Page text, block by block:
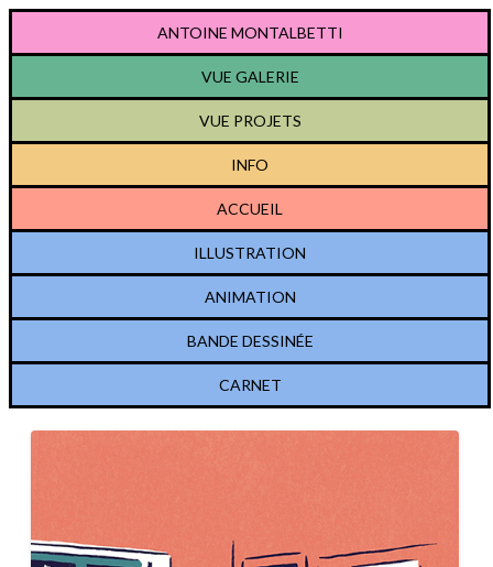
ANTOINE MONTALBETTI
VUE GALERIE
VUE PROJETS
INFO
ACCUEIL
ILLUSTRATION
ANIMATION
BANDE DESSINÉE
CARNET